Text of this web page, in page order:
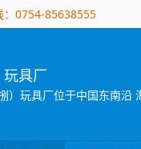
：0754-85638555
具厂